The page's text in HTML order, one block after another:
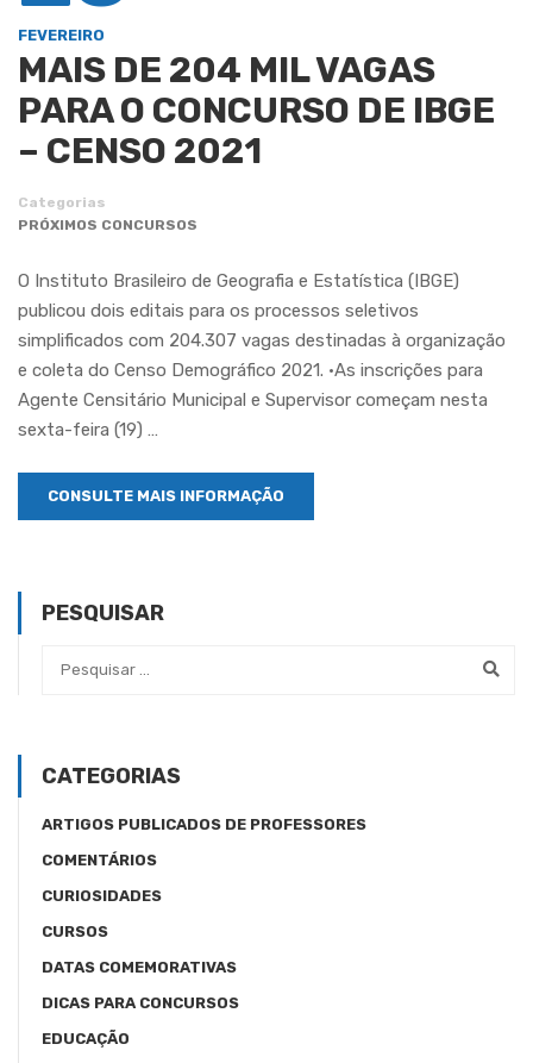
FEVEREIRO
MAIS DE 204 MIL VAGAS
PARA O CONCURSO DE IBGE
– CENSO 2021
Categorias
PRÓXIMOS CONCURSOS
O Instituto Brasileiro de Geografia e Estatística (IBGE)
publicou dois editais para os processos seletivos
simplificados com 204.307 vagas destinadas à organização
e coleta do Censo Demográfico 2021. •As inscrições para
Agente Censitário Municipal e Supervisor começam nesta
sexta-feira (19) …
CONSULTE MAIS INFORMAÇÃO
PESQUISAR
CATEGORIAS
ARTIGOS PUBLICADOS DE PROFESSORES
COMENTÁRIOS
CURIOSIDADES
CURSOS
DATAS COMEMORATIVAS
DICAS PARA CONCURSOS
EDUCAÇÃO